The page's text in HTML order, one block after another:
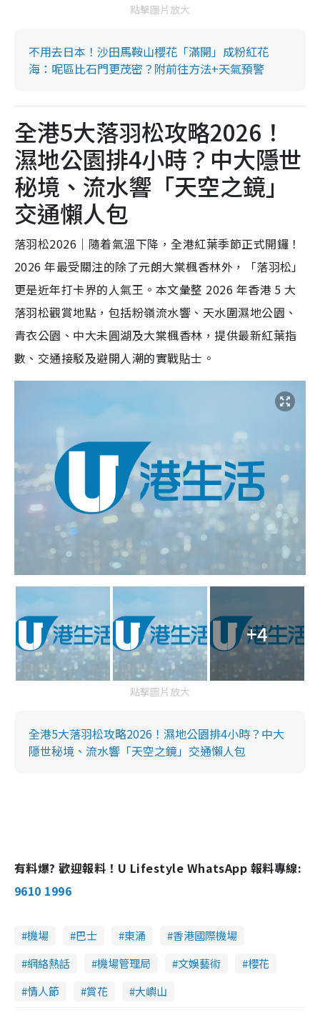
點擊圖片放大
不用去日本！沙田馬鞍山櫻花「滿開」成粉紅花
海：呢區比石門更茂密？附前往方法+天氣預警
全港5大落羽松攻略2026！
濕地公園排4小時？中大隱世
秘境、流水響「天空之鏡」
交通懶人包
落羽松2026｜隨着氣溫下降，全港紅葉季節正式開鑼！
2026 年最受關注的除了元朗大棠楓香林外，「落羽松」
更是近年打卡界的人氣王。本文彙整 2026 年香港 5 大
落羽松觀賞地點，包括粉嶺流水響、天水圍濕地公園、
青衣公園、中大未圓湖及大棠楓香林，提供最新紅葉指
數、交通接駁及避開人潮的實戰貼士。
+4
點擊圖片放大
全港5大落羽松攻略2026！濕地公園排4小時？中大
隱世秘境、流水響「天空之鏡」交通懶人包
有料爆? 歡迎報料！U Lifestyle WhatsApp 報料專線:
9610 1996
機場 巴士 東涌
香港國際機場
網絡熱話
機場管理局 文娛藝術
櫻花
情人節
賞花 大嶼山